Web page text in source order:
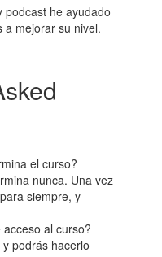
podcast he ayudado
a mejorar su nivel.
el curso?
nunca. Una vez
siempre, y
al curso?
podrás hacerlo